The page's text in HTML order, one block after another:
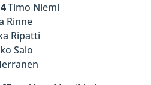
Timo Niemi
Rinne
Ripatti
Salo